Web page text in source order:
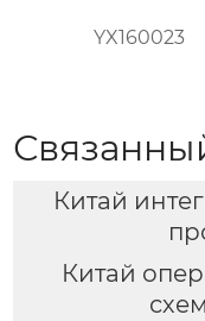
YX160023
Китай
Китай